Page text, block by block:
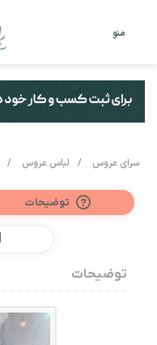
منو
سرای عروس / لباس عروس /
توضیحات
توضیحات